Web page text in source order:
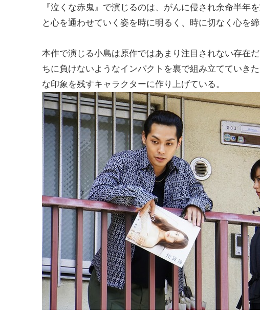
『泣くな赤鬼』で演じるのは、がんに侵され余命半年
と心を通わせていく姿を時に明るく、時に切なく心を
本作で演じる小島は原作ではあまり注目されない存在
ちに負けないようなインパクトを裏で組み立てていき
な印象を残すキャラクターに作り上げている。